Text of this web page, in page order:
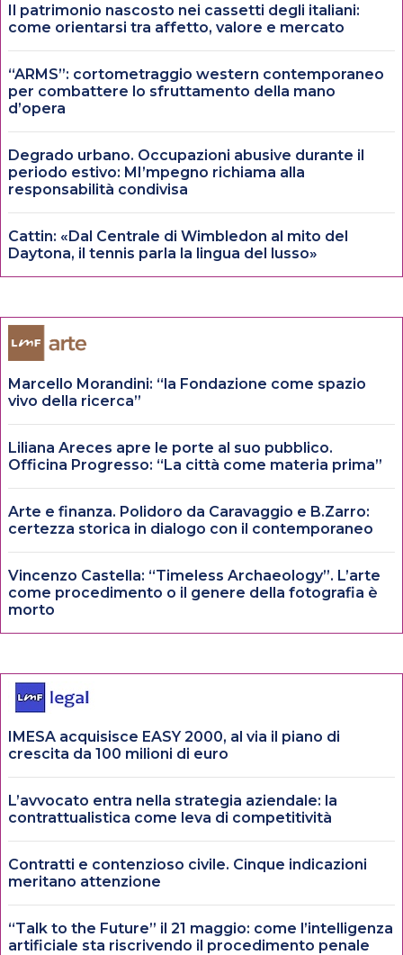
Il patrimonio nascosto nei cassetti degli italiani:
come orientarsi tra affetto, valore e mercato
“ARMS”: cortometraggio western contemporaneo
per combattere lo sfruttamento della mano
d’opera
Degrado urbano. Occupazioni abusive durante il
periodo estivo: MI’mpegno richiama alla
responsabilità condivisa
Cattin: «Dal Centrale di Wimbledon al mito del
Daytona, il tennis parla la lingua del lusso»
Marcello Morandini: “la Fondazione come spazio
vivo della ricerca”
Liliana Areces apre le porte al suo pubblico.
Officina Progresso: “La città come materia prima”
Arte e finanza. Polidoro da Caravaggio e B.Zarro:
certezza storica in dialogo con il contemporaneo
Vincenzo Castella: “Timeless Archaeology”. L’arte
come procedimento o il genere della fotografia è
morto
IMESA acquisisce EASY 2000, al via il piano di
crescita da 100 milioni di euro
L’avvocato entra nella strategia aziendale: la
contrattualistica come leva di competitività
Contratti e contenzioso civile. Cinque indicazioni
meritano attenzione
“Talk to the Future” il 21 maggio: come l’intelligenza
artificiale sta riscrivendo il procedimento penale